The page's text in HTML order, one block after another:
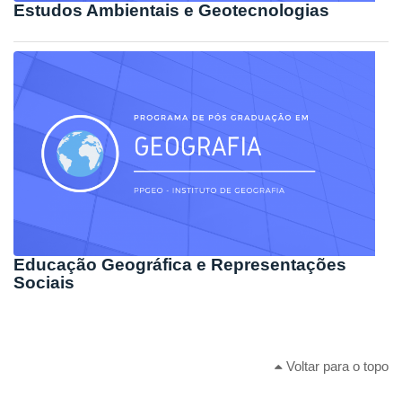
Estudos Ambientais e Geotecnologias
Educação Geográfica e Representações
Sociais
Voltar para o topo